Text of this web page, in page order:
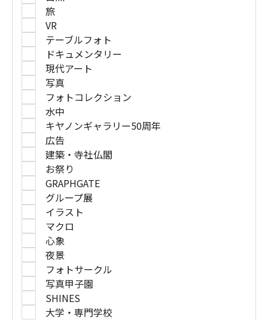
旅
VR
テーブルフォト
ドキュメンタリー
現代アート
写真
フォトコレクション
水中
キヤノンギャラリー50周年
広告
建築・寺社仏閣
お祭り
GRAPHGATE
グループ展
イラスト
マクロ
心象
夜景
フォトサークル
写真甲子園
SHINES
大学・専門学校